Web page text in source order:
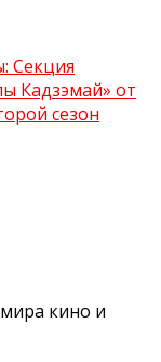
Секция
Кадзэмай» от
сезон
кино и